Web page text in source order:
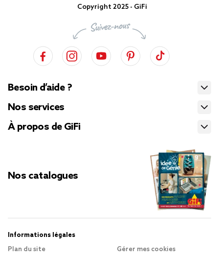
Copyright 2025 - GiFi
Besoin d’aide ?
Nos services
À propos de GiFi
Nos catalogues
Informations légales
Plan du site
Gérer mes cookies